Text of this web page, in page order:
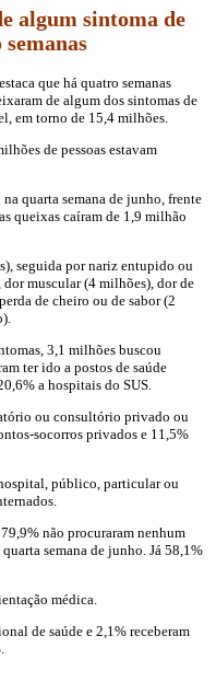
algum sintoma de
que há quatro semanas
de algum dos sintomas de
em torno de 15,4 milhões.
de pessoas estavam
quarta semana de junho, frente
queixas caíram de 1,9 milhão
seguida por nariz entupido ou
muscular (4 milhões), dor de
de cheiro ou de sabor (2
3,1 milhões buscou
ter ido a postos de saúde
a hospitais do SUS.
ou consultório privado ou
socorros privados e 11,5%
público, particular ou
não procuraram nenhum
semana de junho. Já 58,1%
médica.
de saúde e 2,1% receberam